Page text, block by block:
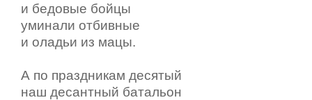
и бедовые бойцы
уминали отбивные
и оладьи из мацы.
А по праздникам десятый
наш десантный батальон